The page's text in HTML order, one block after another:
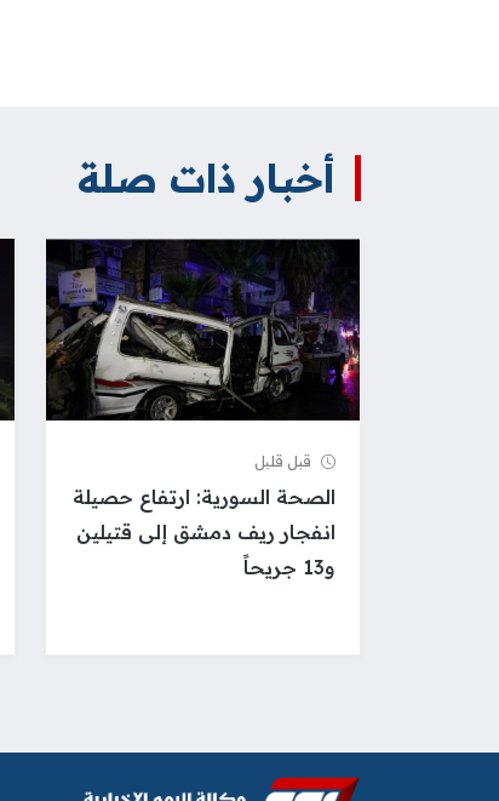
أخبار ذات صلة
قبل قلیل
الصحة السورية: ارتفاع حصيلة
انفجار ريف دمشق إلى قتيلين
و13 جريحاً